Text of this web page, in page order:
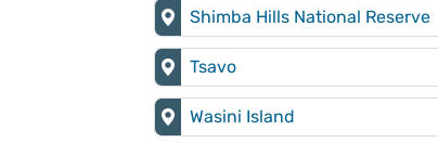
Shimba Hills National Reserve
Tsavo
Wasini Island